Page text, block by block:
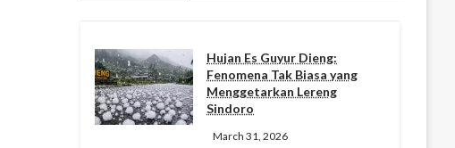
Hujan Es Guyur Dieng:
Fenomena Tak Biasa yang
Menggetarkan Lereng
Sindoro
March 31, 2026